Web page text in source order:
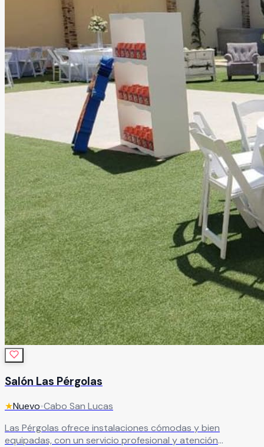
Salón Las Pérgolas
★Nuevo•Cabo San Lucas
Las Pérgolas ofrece instalaciones cómodas y bien
equipadas, con un servicio profesional y atención